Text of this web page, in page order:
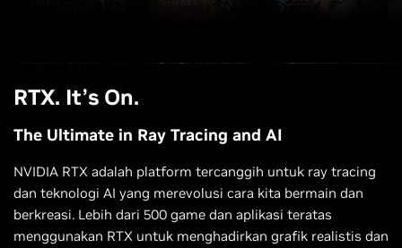
Returnal
RTX. It’s On.
The Ultimate in Ray Tracing and AI
NVIDIA RTX adalah platform tercanggih untuk ray tracing
dan teknologi AI yang merevolusi cara kita bermain dan
berkreasi. Lebih dari 500 game dan aplikasi teratas
menggunakan RTX untuk menghadirkan grafik realistis dan